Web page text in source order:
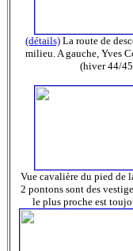
(détails) La route de
milieu. A gauche, Yves
(hiver 44/
Vue cavalière du pied de
2 pontons sont des
le plus proche est